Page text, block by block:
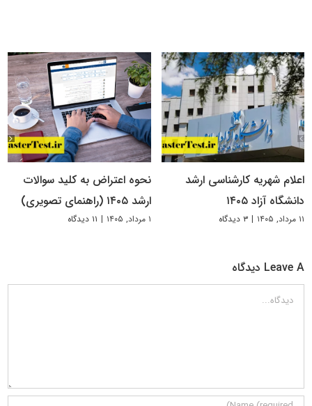
اعلام شهریه کارشناسی ارشد
دانشگاه آزاد ۱۴۰۵
۱۱ مرداد, ۱۴۰۵ | ۳ دیدگاه
نحوه اعتراض به کلید سوالات
ارشد ۱۴۰۵ (راهنمای تصویری)
۱ مرداد, ۱۴۰۵ | ۱۱ دیدگاه
Leave A دیدگاه
دیدگاه